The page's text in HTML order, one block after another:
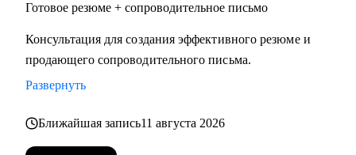
Готовое резюме + сопроводительное письмо
Консультация для создания эффективного резюме и
продающего сопроводительного письма.
Развернуть
Ближайшая запись11 августа 2026